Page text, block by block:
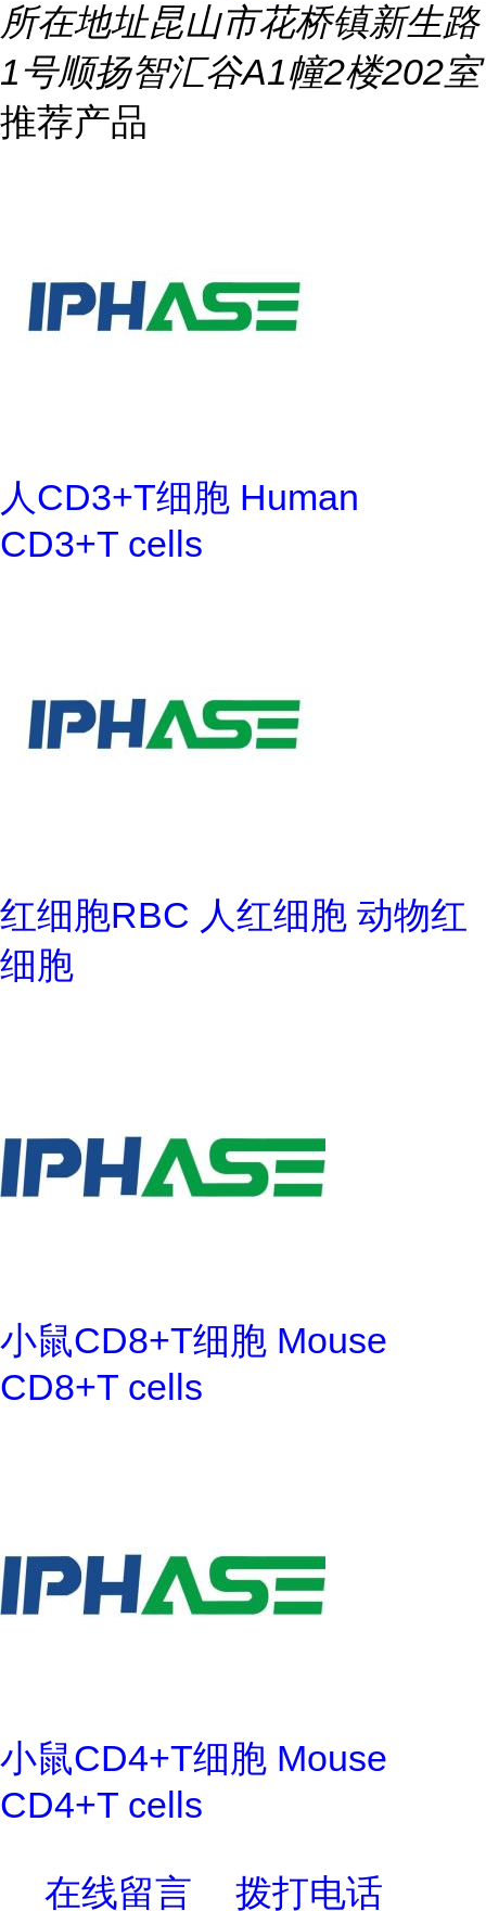
所在地址昆山市花桥镇新生路
1号顺扬智汇谷A1幢2楼202室
推荐产品
人CD3+T细胞 Human
CD3+T cells
红细胞RBC 人红细胞 动物红
细胞
小鼠CD8+T细胞 Mouse
CD8+T cells
小鼠CD4+T细胞 Mouse
CD4+T cells
在线留言 拨打电话